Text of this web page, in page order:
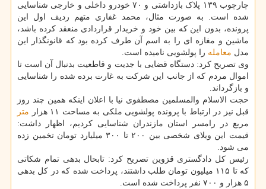
چارچوب ۱۳۹ پلاک بازداشتی و ۷۰ خودرو داخلی و خارجی شناسایی
شده است. به صورت مثال، محمد غفاری متهم ردیف اول این
پرونده، بدون این که بین خود و خریدار قراردادی منعقد کرده باشد،
ماشین و مغازه ای را به اسم آن طرف کرده بود که قانونگذار این
مدل معامله را پولشویی نامیده است.
وی تصریح کرد: دستگاه قضایی با جدیت و قاطعیت بدنبال آن است تا
اموال مردم که از جانب این شرکت به غارت برده شده را شناسایی
و بازگرداند.
حجت الاسلام والمسلمین مصطفوی نیا با اعلان اینکه همین چند روز
قبل نیز در ارتباط با پرونده پولشویی ملکی به مساحت ۱۱ هزار
متر
مربع در رامسر استان مازندران شناسایی کردیم، اظهار داشت:
قیمت این ویلای شخصی بین ۲۰۰ تا ۳۰۰ میلیارد تومان تخمین زده
می شود.
رئیس کل دادگستری قزوین تصریح کرد: تابحال بدهی تمام شکاتی
که تا ۱۱۵ میلیون تومان طلب داشتند، پرداخت شده که در کل بدهی
۵ هزار و ۷۰۰ نفر پرداخت شده است.